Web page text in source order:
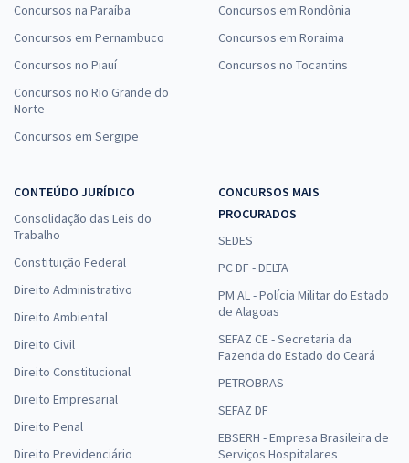
Concursos na Paraíba
Concursos em Pernambuco
Concursos no Piauí
Concursos no Rio Grande do
Norte
Concursos em Sergipe
Concursos em Rondônia
Concursos em Roraima
Concursos no Tocantins
CONTEÚDO JURÍDICO
Consolidação das Leis do
Trabalho
Constituição Federal
Direito Administrativo
Direito Ambiental
Direito Civil
Direito Constitucional
Direito Empresarial
Direito Penal
Direito Previdenciário
CONCURSOS MAIS
PROCURADOS
SEDES
PC DF - DELTA
PM AL - Polícia Militar do Estado
de Alagoas
SEFAZ CE - Secretaria da
Fazenda do Estado do Ceará
PETROBRAS
SEFAZ DF
EBSERH - Empresa Brasileira de
Serviços Hospitalares